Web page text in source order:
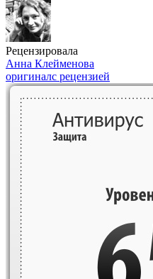
Рецензировала
Анна Клейменова
оригиналс рецензией